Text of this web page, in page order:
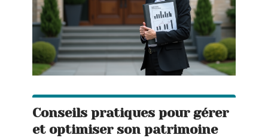
Conseils pratiques pour gérer
et optimiser son patrimoine